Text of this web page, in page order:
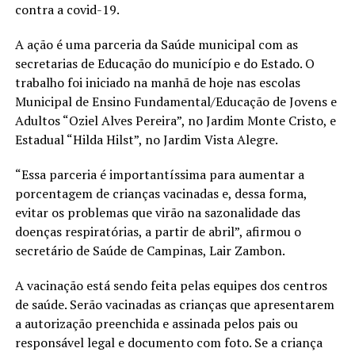
contra a covid-19.
A ação é uma parceria da Saúde municipal com as
secretarias de Educação do município e do Estado. O
trabalho foi iniciado na manhã de hoje nas escolas
Municipal de Ensino Fundamental/Educação de Jovens e
Adultos “Oziel Alves Pereira”, no Jardim Monte Cristo, e
Estadual “Hilda Hilst”, no Jardim Vista Alegre.
“Essa parceria é importantíssima para aumentar a
porcentagem de crianças vacinadas e, dessa forma,
evitar os problemas que virão na sazonalidade das
doenças respiratórias, a partir de abril”, afirmou o
secretário de Saúde de Campinas, Lair Zambon.
A vacinação está sendo feita pelas equipes dos centros
de saúde. Serão vacinadas as crianças que apresentarem
a autorização preenchida e assinada pelos pais ou
responsável legal e documento com foto. Se a criança